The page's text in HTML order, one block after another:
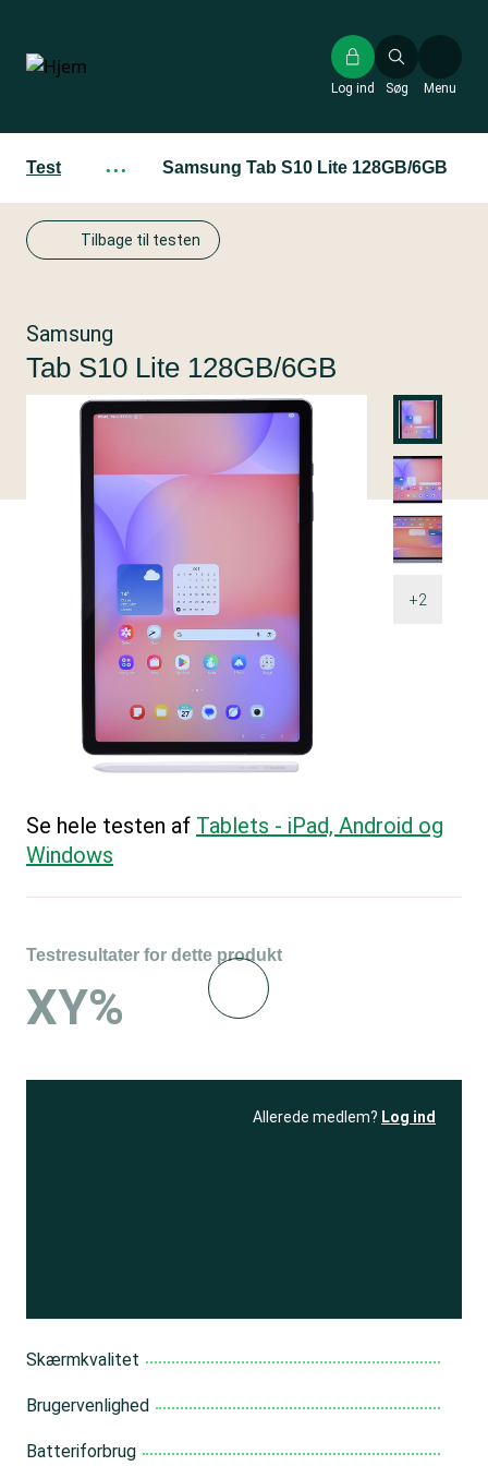
hovedindhold
Søg
Log ind Menu
Test ··· Samsung Tab S10 Lite 128GB/6GB
Tilbage til testen
+2
Samsung
Tab S10 Lite 128GB/6GB
Se hele testen af Tablets - iPad, Android og
Windows
Testresultater for dette produkt
XY%
Allerede medlem? Log ind
Skærmkvalitet
Brugervenlighed
Batteriforbrug